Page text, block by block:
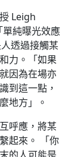
Leigh
純曝光效應
透過接觸某
力。「如果
因為在場亦
到這一點，
地方」。
呼應，將某
起來。 「你